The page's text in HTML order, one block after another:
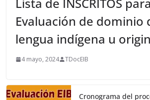
Evaluación de dominio
lengua indígena u
4 mayo, 2024 TDocEIB
Cronograma del